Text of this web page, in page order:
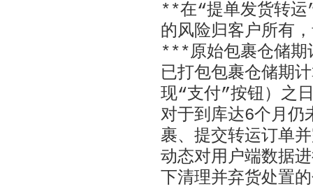
**在“提单发货转运
的风险归客户所有
***原始包裹仓储
已打包包裹仓储期
现“支付”按钮）之
对于到库达6个月仍
裹、提交转运订单
动态对用户端数据
下清理并弃货处置